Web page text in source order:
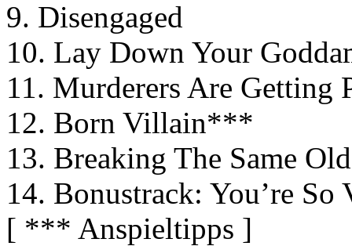
9. Disengaged
10. Lay Down Your
11. Murderers Are
12. Born Villain***
13. Breaking The Same
14. Bonustrack: You’re
[ *** Anspieltipps ]